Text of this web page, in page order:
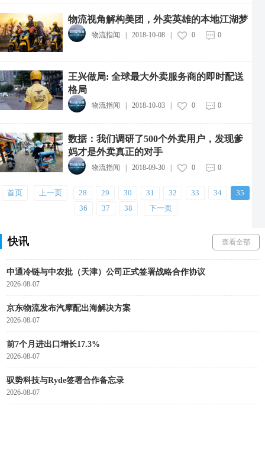
物流视角解构美团，外卖英雄的本地江湖梦
物流指闻 | 2018-10-08| 0 0
王兴做局: 全球最大外卖服务商的即时配送
格局
物流指闻 2018-10-03| 0 0
数据：我们调研了500个外卖用户，发现爹
妈才是外卖真正的对手
物流指闻 2018-09-30| 0 0
首页 上一页 28 29 30 31 32 33 34
35
36
37 38 下一页
快讯 查看全部
中远海运集团投资成立新能源航运公司
中通快递粤港澳大湾区惠州转运中心投运
2026-08-07
中物流制造业供应链集成服务综合体项目开工
2026-08-07
广西12部门联合印发实施方案，推动快递包装绿色产品认证落地
2026-08-07
云锋基金回应Corgi投资传闻
辽港股份与厦门建发股份达成战略合作
2026-08-07
中通冷链与中农批（天津）公司正式签署战略合作协议
2026-08-07
京东物流发布汽摩配出海解决方案
2026-08-07
前7个月进出口增长17.3%
2026-08-07
驭势科技与Ryde签署合作备忘录
2026-08-07